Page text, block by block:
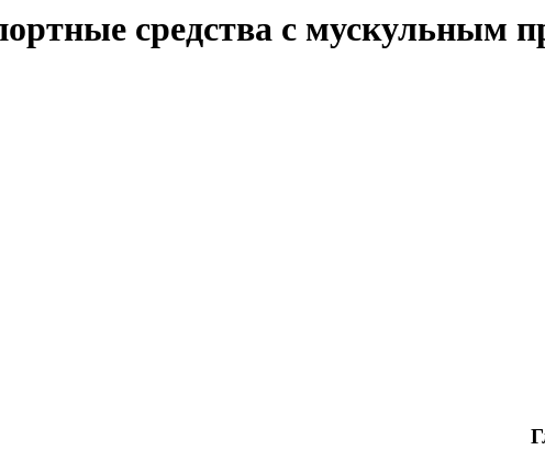
средства с мускульным